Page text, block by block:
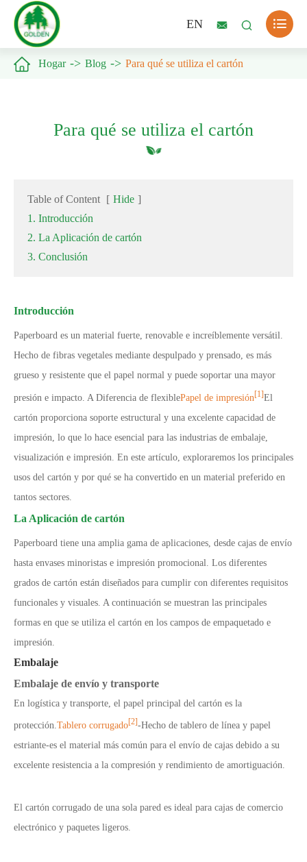
EN   
 Hogar Blog Para qué se utiliza el cartón
Para qué se utiliza el cartón
Table of Content [ Hide ]
1. Introducción
2. La Aplicación de cartón
3. Conclusión
Introducción
Paperboard es un material fuerte, renovable e increíblemente versátil.
Hecho de fibras vegetales mediante despulpado y prensado, es más
grueso y resistente que el papel normal y puede soportar una mayor
presión e impacto. A Diferencia de flexiblePapel de impresión[1]El
cartón proporciona soporte estructural y una excelente capacidad de
impresión, lo que lo hace esencial para las industrias de embalaje,
visualización e impresión. En este artículo, exploraremos los principales
usos del cartón y por qué se ha convertido en un material preferido en
tantos sectores.
La Aplicación de cartón
Paperboard tiene una amplia gama de aplicaciones, desde cajas de envío
hasta envases minoristas e impresión promocional. Los diferentes
grados de cartón están diseñados para cumplir con diferentes requisitos
funcionales y visuales. A continuación se muestran las principales
formas en que se utiliza el cartón en los campos de empaquetado e
impresión.
Embalaje
Embalaje de envío y transporte
En logística y transporte, el papel principal del cartón es la
protección.Tablero corrugado [2] -Hecho de tablero de línea y papel
estriante-es el material más común para el envío de cajas debido a su
excelente resistencia a la compresión y rendimiento de amortiguación.
El cartón corrugado de una sola pared es ideal para cajas de comercio
electrónico y paquetes ligeros.